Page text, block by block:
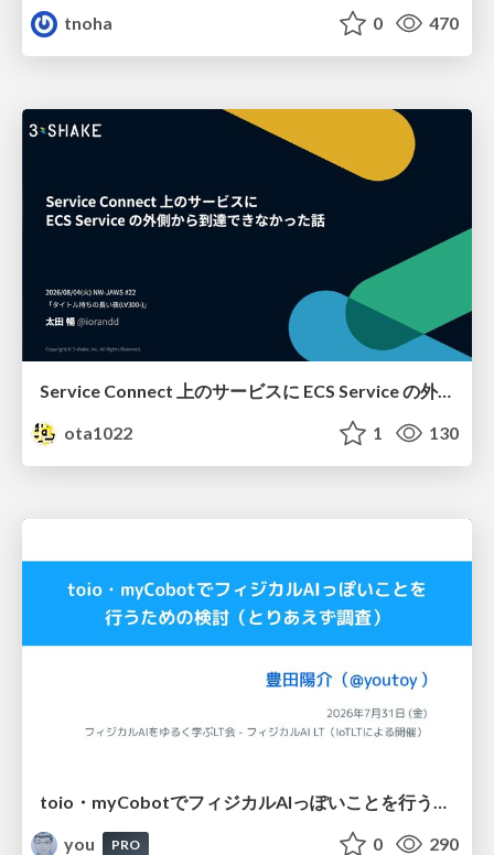
tnoha
0 470
Service Connect 上のサービスに ECS Service の外側から到達できなかった話
ota1022
1 130
you
PRO 0 290